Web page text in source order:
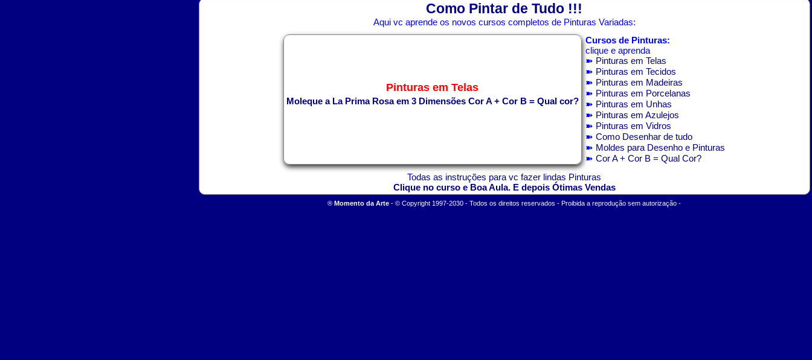
Como Pintar de Tudo !!!
Aqui vc aprende os novos cursos completos de Pinturas Variadas:
Pinturas em Telas
Moleque a La Prima Rosa em 3 Dimensões Cor A + Cor B = Qual cor?
Cursos de Pinturas:
clique e aprenda
➽ Pinturas em Telas
➽ Pinturas em Tecidos
➽ Pinturas em Madeiras
➽ Pinturas em Porcelanas
➽ Pinturas em Unhas
➽ Pinturas em Azulejos
➽ Pinturas em Vidros
➽ Como Desenhar de tudo
➽ Moldes para Desenho e Pinturas
➽ Cor A + Cor B = Qual Cor?
Todas as instruções para vc fazer lindas Pinturas
Clique no curso e Boa Aula. E depois Ótimas Vendas
® Momento da Arte -© Copyright 1997-2030 - Todos os direitos reservados - Proibida a reprodução sem autorização -